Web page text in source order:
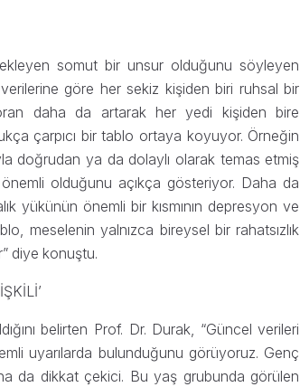
somut bir unsur olduğunu söyleyen
göre her sekiz kişiden biri ruhsal bir
daha da artarak her yedi kişiden bire
çarpıcı bir tablo ortaya koyuyor. Örneğin
doğrudan ya da dolaylı olarak temas etmiş
olduğunu açıkça gösteriyor. Daha da
yükünün önemli bir kısmının depresyon ve
meselenin yalnızca bireysel bir rahatsızlık
diye konuştu.
belirten Prof. Dr. Durak, “Güncel verileri
uyarılarda bulunduğunu görüyoruz. Genç
da dikkat çekici. Bu yaş grubunda görülen